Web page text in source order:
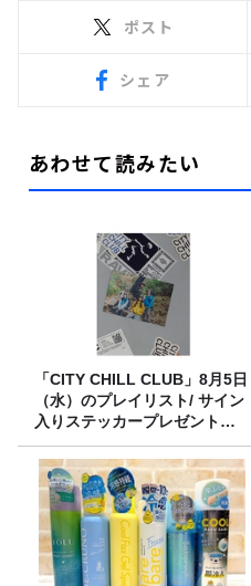
ポスト
シェア
あわせて読みたい
「CITY CHILL CLUB」8月5日
（水）のプレイリスト/ サイン
入りステッカープレゼント有
り